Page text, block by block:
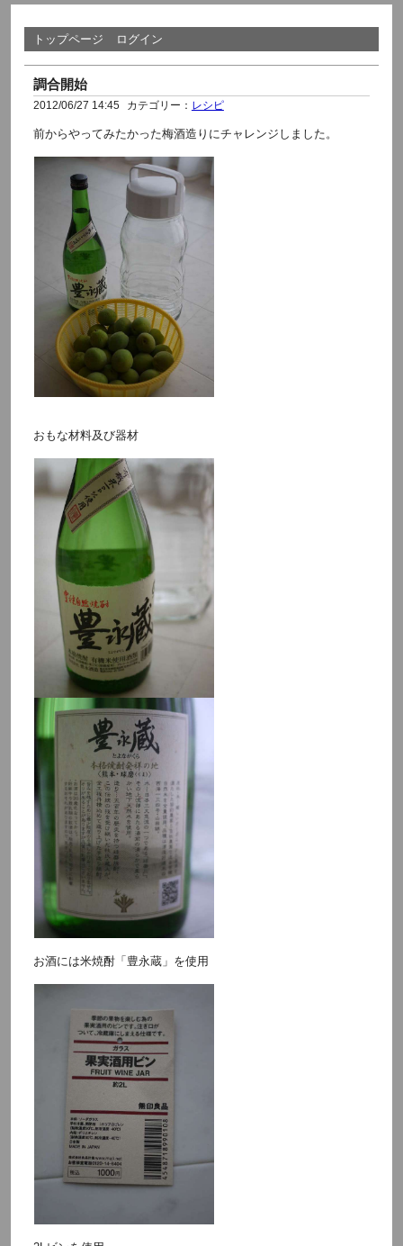
トップページ ログイン
調合開始
2012/06/27 14:45 カテゴリー： レシピ
前からやってみたかった梅酒造りにチャレンジしました。
おもな材料及び器材
お酒には米焼酎「豊永蔵」を使用